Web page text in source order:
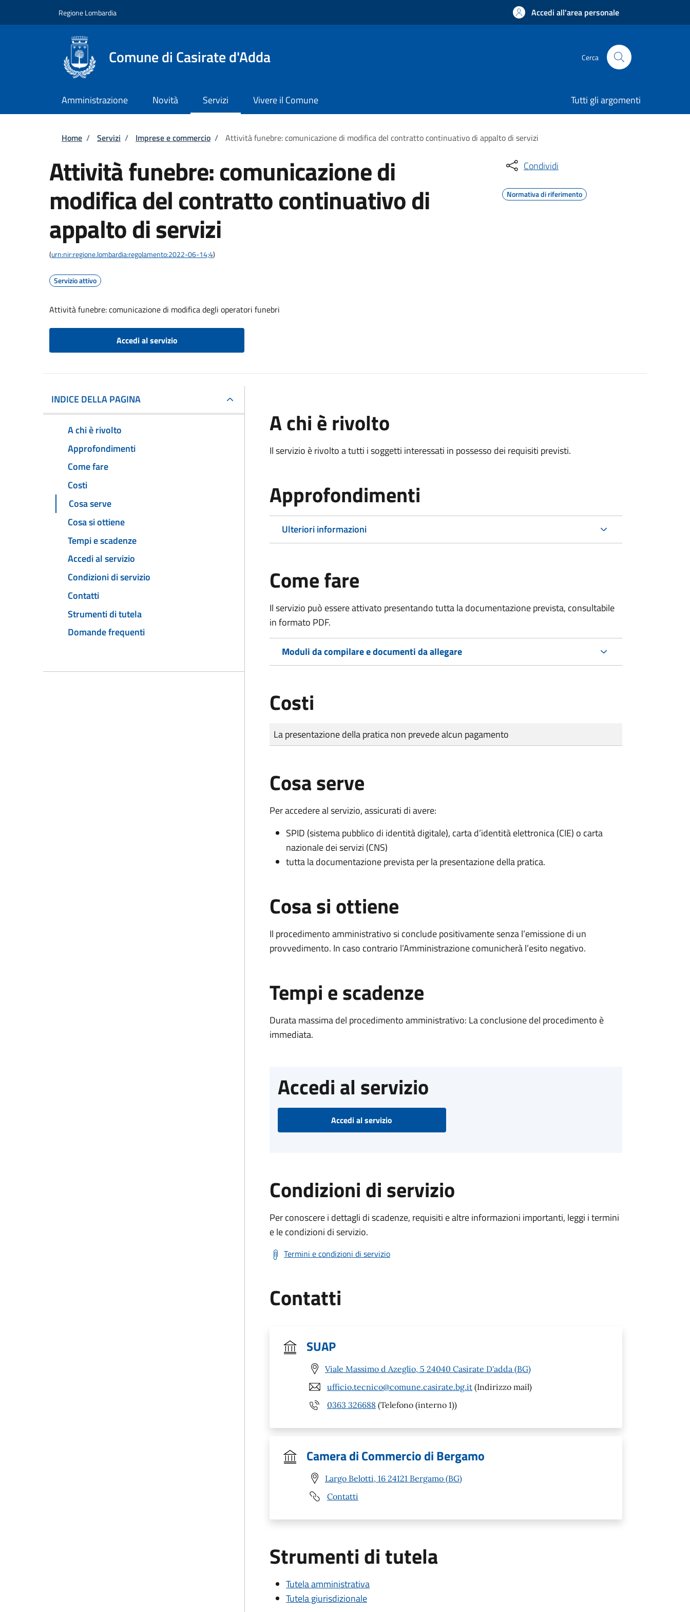
Regione Lombardia Accedi all'area personale
Comune di Casirate d'Adda Cerca
Amministrazione Novità Servizi Vivere il Comune Tutti gli argomenti
Briciole di pane
Home / Servizi / Imprese e commercio / Attività funebre: comunicazione di modifica del contratto continuativo di appalto di servizi
Attività funebre: comunicazione di
modifica del contratto continuativo di
appalto di servizi
(urn:nir:regione.lombardia:regolamento:2022-06-14;4)
Servizio attivo
Attività funebre: comunicazione di modifica degli operatori funebri
Accedi al servizio
Condividi
Normativa di riferimento
INDICE DELLA PAGINA
A chi è rivolto
Approfondimenti
Come fare
Costi
Cosa serve
Cosa si ottiene
Tempi e scadenze
Accedi al servizio
Condizioni di servizio
Contatti
Strumenti di tutela
Domande frequenti
A chi è rivolto
Il servizio è rivolto a tutti i soggetti interessati in possesso dei requisiti previsti.
Approfondimenti
Ulteriori informazioni
Come fare
Il servizio può essere attivato presentando tutta la documentazione prevista, consultabile
in formato PDF.
Moduli da compilare e documenti da allegare
Costi
Tipo di pagamento
Importo
La presentazione della pratica non prevede alcun pagamento
Cosa serve
Per accedere al servizio, assicurati di avere:
SPID (sistema pubblico di identità digitale), carta d’identità elettronica (CIE) o carta
nazionale dei servizi (CNS)
tutta la documentazione prevista per la presentazione della pratica.
Cosa si ottiene
Il procedimento amministrativo si conclude positivamente senza l’emissione di un
provvedimento. In caso contrario l’Amministrazione comunicherà l’esito negativo.
Tempi e scadenze
Durata massima del procedimento amministrativo: La conclusione del procedimento è
immediata.
Accedi al servizio
Accedi al servizio
Condizioni di servizio
Per conoscere i dettagli di scadenze, requisiti e altre informazioni importanti, leggi i termini
e le condizioni di servizio.
Termini e condizioni di servizio
Contatti
SUAP
Viale Massimo d Azeglio, 5 24040 Casirate D'adda (BG)
ufficio.tecnico@comune.casirate.bg.it (Indirizzo mail)
0363 326688 (Telefono (interno 1))
Camera di Commercio di Bergamo
Largo Belotti, 16 24121 Bergamo (BG)
Contatti
Strumenti di tutela
Tutela amministrativa
Tutela giurisdizionale